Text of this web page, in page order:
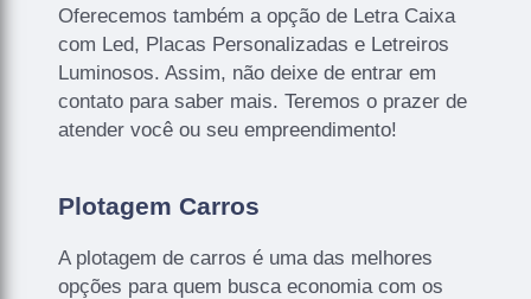
Oferecemos também a opção de Letra Caixa
com Led, Placas Personalizadas e Letreiros
Luminosos. Assim, não deixe de entrar em
contato para saber mais. Teremos o prazer de
atender você ou seu empreendimento!
Plotagem Carros
A plotagem de carros é uma das melhores
opções para quem busca economia com os